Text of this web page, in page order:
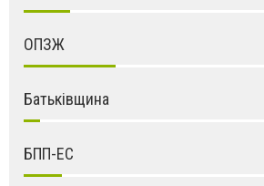
ОПЗЖ
Батьківщина
БПП-ЕС